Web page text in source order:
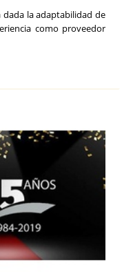
la adaptabilidad de
como proveedor